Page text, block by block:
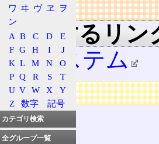
リンク
関連するリン
JRシステム
広告
ワ ヰ ヴ ヱ
ヲ
ン
A B C D
E
F G H I
J
K L M N
O
P Q R S
T
U V W X
Y
Z
数字 記号
カテゴリ検索
全グループ一覧